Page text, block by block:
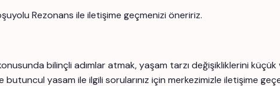
Rezonans ile iletişime geçmenizi öneririz.
bilinçli adımlar atmak, yaşam tarzı değişikliklerini
yasam ile ilgili sorularınız için merkezimizle iletişime